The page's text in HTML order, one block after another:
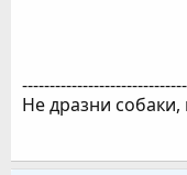
Не дразни собаки,